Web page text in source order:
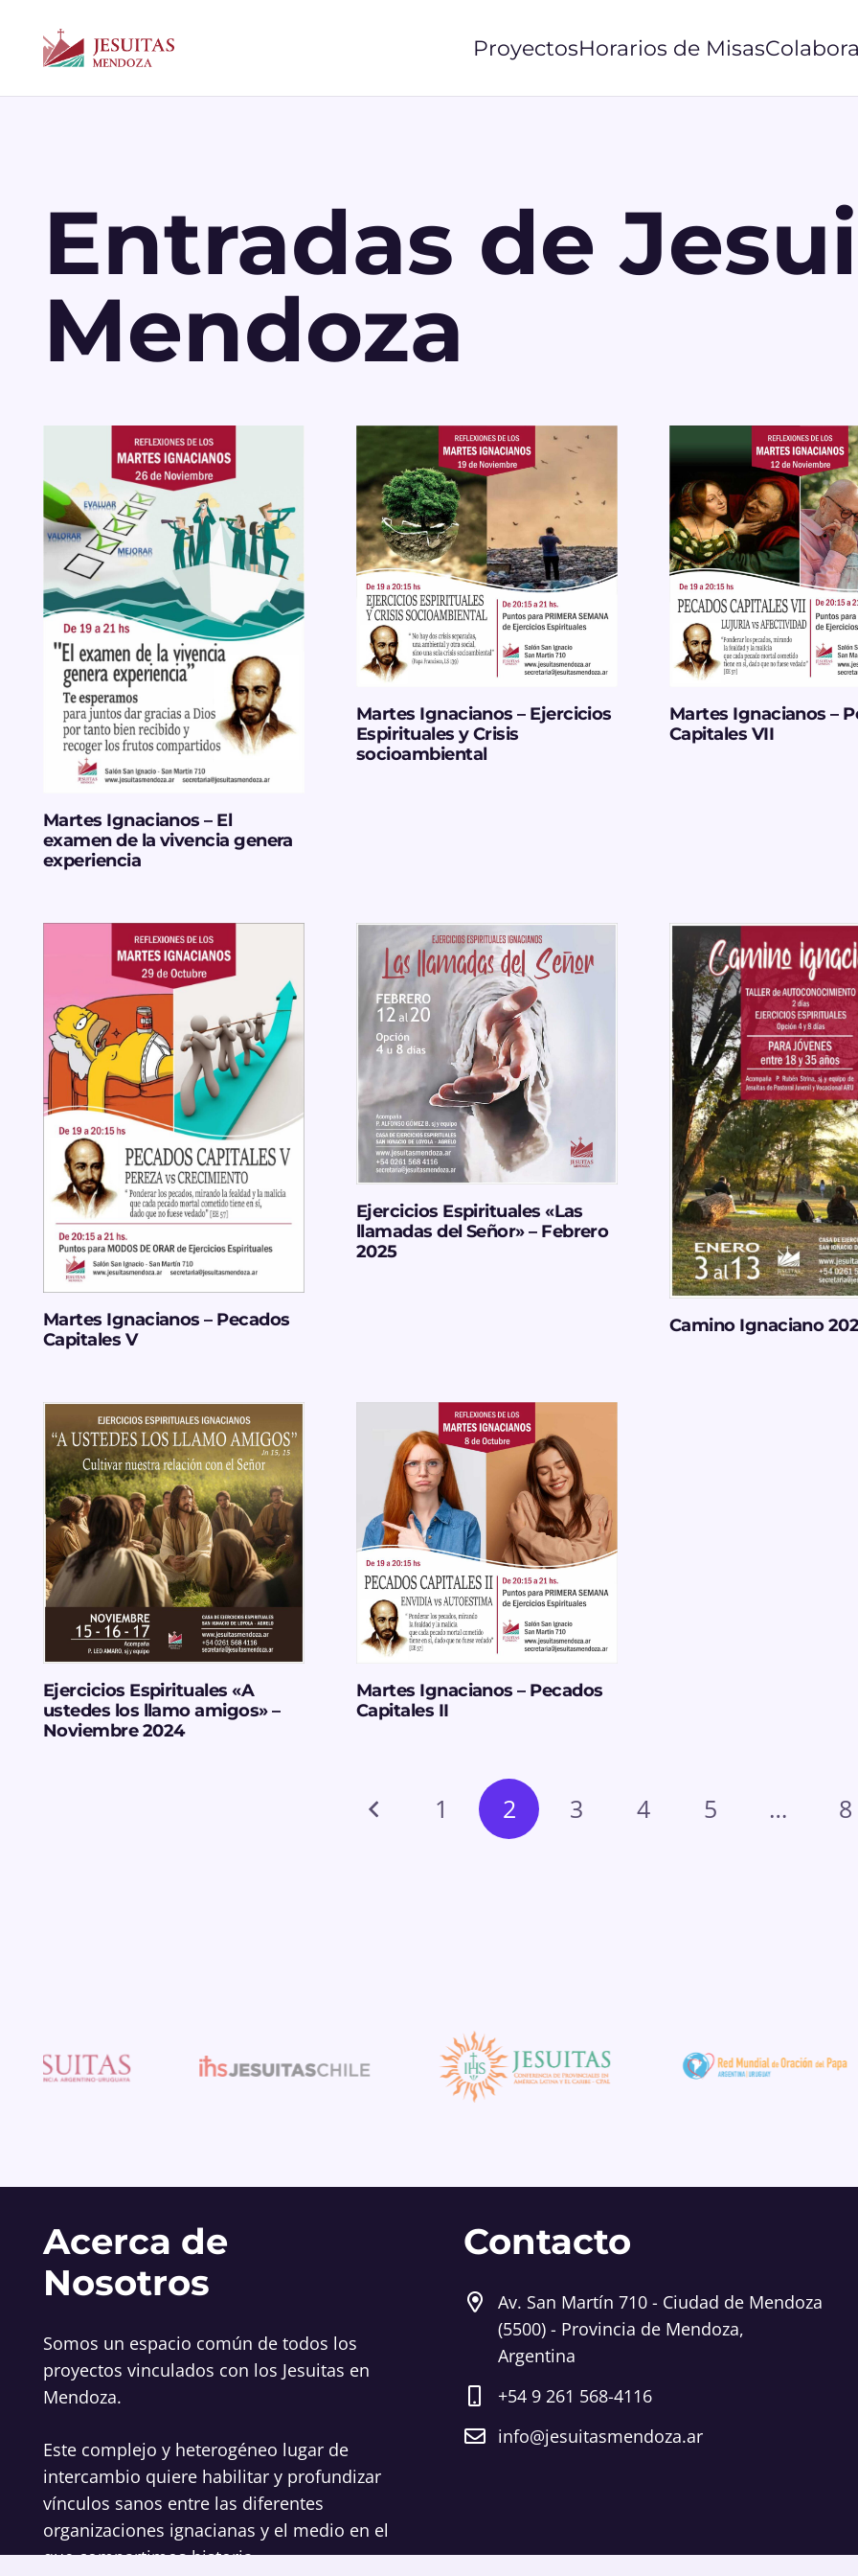
ProyectosHorarios de Misas
Entradas de
Mendoza
Martes Ignacianos – El
examen de la vivencia genera
experiencia
Martes Ignacianos – Ejercicios
Espirituales y Crisis
socioambiental
Martes Ignacianos –
Capitales VII
Martes Ignacianos – Pecados
Capitales V
Ejercicios Espirituales «Las
llamadas del Señor» – Febrero
2025
Camino Ignaciano
Ejercicios Espirituales «A
ustedes los llamo amigos» –
Noviembre 2024
Martes Ignacianos – Pecados
Capitales II
1 2 3 4 5 … 8
Acerca de
Nosotros
Somos un espacio común de todos los
proyectos vinculados con los Jesuitas en
Mendoza.
Este complejo y heterogéneo lugar de
intercambio quiere habilitar y profundizar
vínculos sanos entre las diferentes
organizaciones ignacianas y el medio en el
que compartimos historia.
Contacto
Av. San Martín 710 - Ciudad de Mendoza
(5500) - Provincia de Mendoza,
Argentina
+54 9 261 568-4116
info@jesuitasmendoza.ar